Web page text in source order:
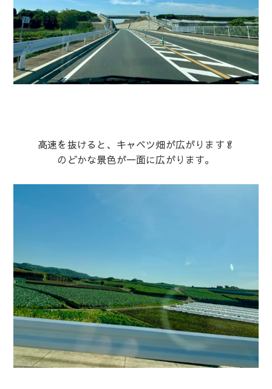
高速を抜けると、キャベツ畑が広がります🥬
のどかな景色が一面に広がります。